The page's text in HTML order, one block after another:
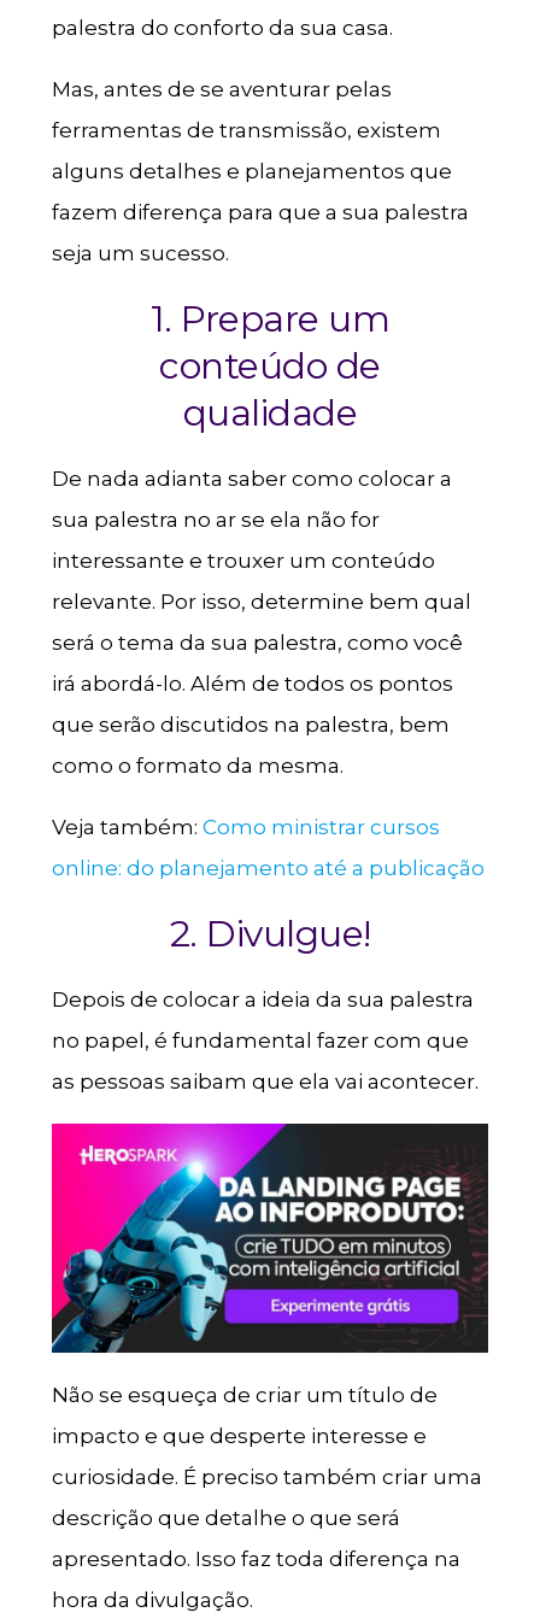
palestra do conforto da sua casa.
Mas, antes de se aventurar pelas
ferramentas de transmissão, existem
alguns detalhes e planejamentos que
fazem diferença para que a sua palestra
seja um sucesso.
1. Prepare um
conteúdo de
qualidade
De nada adianta saber como colocar a
sua palestra no ar se ela não for
interessante e trouxer um conteúdo
relevante. Por isso, determine bem qual
será o tema da sua palestra, como você
irá abordá-lo. Além de todos os pontos
que serão discutidos na palestra, bem
como o formato da mesma.
Veja também: Como ministrar cursos
online: do planejamento até a publicação
2. Divulgue!
Depois de colocar a ideia da sua palestra
no papel, é fundamental fazer com que
as pessoas saibam que ela vai acontecer.
Não se esqueça de criar um título de
impacto e que desperte interesse e
curiosidade. É preciso também criar uma
descrição que detalhe o que será
apresentado. Isso faz toda diferença na
hora da divulgação.